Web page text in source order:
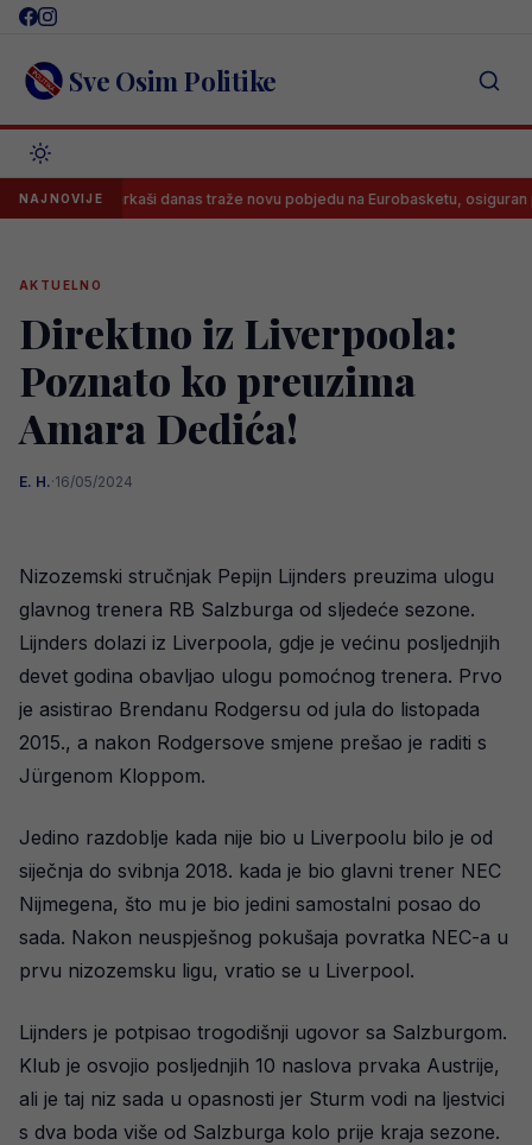
Skip
content Sve Osim Politike
NAJNOVIJE
bh. košarkaši danas traže novu pobjedu na Eurobasketu, osiguran prijenos!
AKTUELNO
Direktno iz Liverpoola:
Poznato ko preuzima
Amara Dedića!
E. H.·16/05/2024
Nizozemski stručnjak Pepijn Lijnders preuzima ulogu
glavnog trenera RB Salzburga od sljedeće sezone.
Lijnders dolazi iz Liverpoola, gdje je većinu posljednjih
devet godina obavljao ulogu pomoćnog trenera. Prvo
je asistirao Brendanu Rodgersu od jula do listopada
2015., a nakon Rodgersove smjene prešao je raditi s
Jürgenom Kloppom.
Jedino razdoblje kada nije bio u Liverpoolu bilo je od
siječnja do svibnja 2018. kada je bio glavni trener NEC
Nijmegena, što mu je bio jedini samostalni posao do
sada. Nakon neuspješnog pokušaja povratka NEC-a u
prvu nizozemsku ligu, vratio se u Liverpool.
Lijnders je potpisao trogodišnji ugovor sa Salzburgom.
Klub je osvojio posljednjih 10 naslova prvaka Austrije,
ali je taj niz sada u opasnosti jer Sturm vodi na ljestvici
s dva boda više od Salzburga kolo prije kraja sezone.